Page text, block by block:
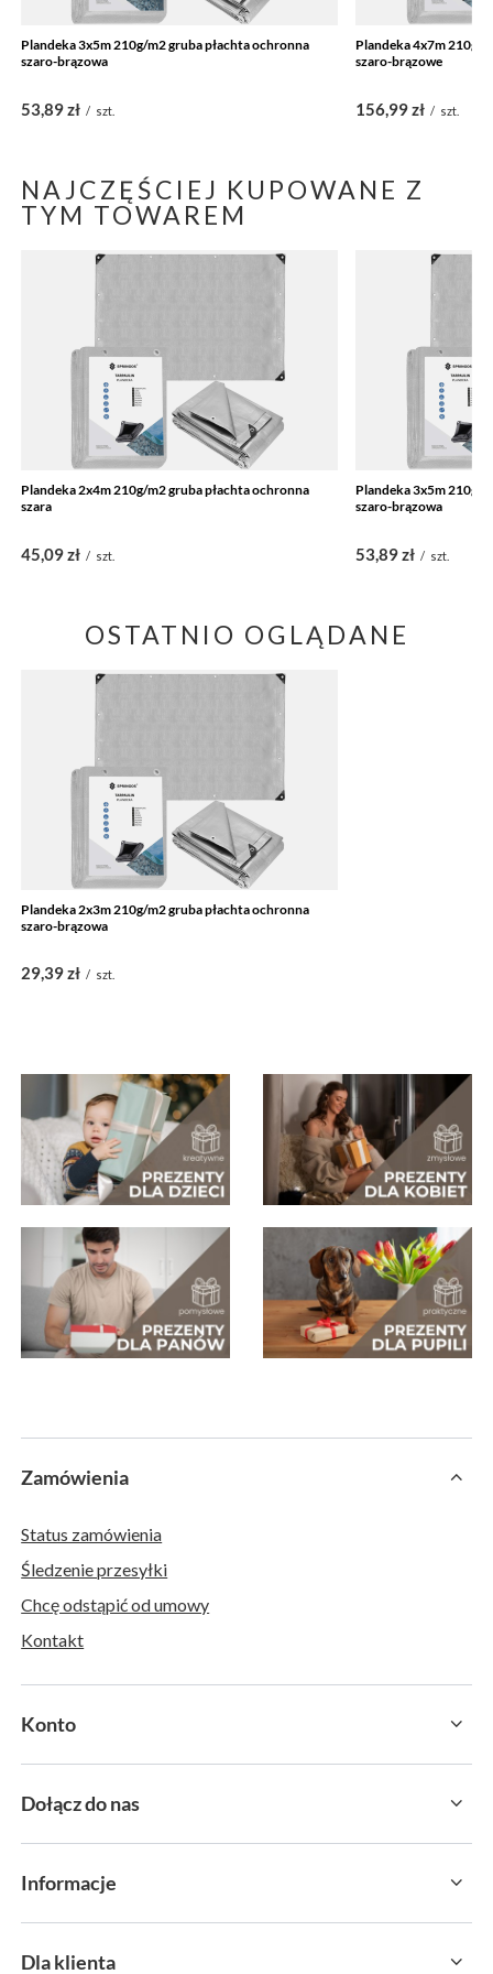
Plandeka 3x5m 210g/m2 gruba płachta ochronna
szaro-brązowa
53,89 zł / szt.
Plandeka 4x7m 210g/
szaro-brązowe
156,99 zł / szt.
NAJCZĘŚCIEJ KUPOWANE Z
TYM TOWAREM
Plandeka 2x4m 210g/m2 gruba płachta ochronna
szara
45,09 zł / szt.
Plandeka 3x5m 210g/
szaro-brązowa
53,89 zł / szt.
OSTATNIO OGLĄDANE
Plandeka 2x3m 210g/m2 gruba płachta ochronna
szaro-brązowa
29,39 zł / szt.
Zamówienia
Status zamówienia
Śledzenie przesyłki
Chcę odstąpić od umowy
Kontakt
Konto
Dołącz do nas
Informacje
Dla klienta